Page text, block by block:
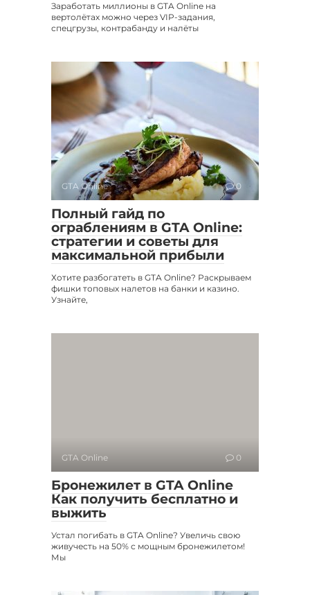
Заработать миллионы в GTA Online на
вертолётах можно через VIP-задания,
спецгрузы, контрабанду и налёты
GTA Online 0
Полный гайд по
ограблениям в GTA Online:
стратегии и советы для
максимальной прибыли
Хотите разбогатеть в GTA Online? Раскрываем
фишки топовых налетов на банки и казино.
Узнайте,
GTA Online 0
Бронежилет в GTA Online
Как получить бесплатно и
выжить
Устал погибать в GTA Online? Увеличь свою
живучесть на 50% с мощным бронежилетом!
Мы